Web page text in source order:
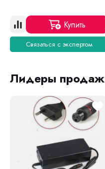
Купить
Связаться с экспертом
Лидеры продаж